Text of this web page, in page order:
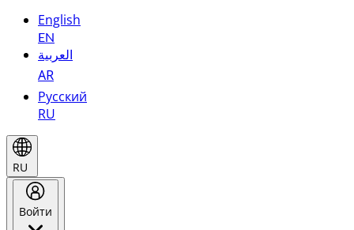
English
EN
العربية
AR
Русский
RU
RU
Войти